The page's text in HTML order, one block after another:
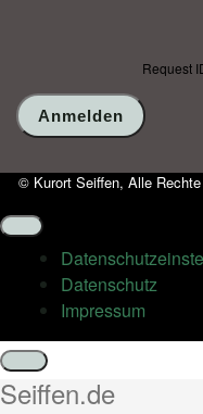
Request
© Kurort Seiffen, Alle Rechte
Datenschutz
Impressum
Schließen
Seiffen.de